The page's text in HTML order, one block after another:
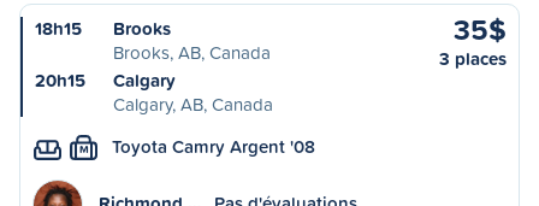
18h15
Brooks
Brooks, AB, Canada
20h15
Calgary
Calgary, AB, Canada
35$
3 places
M Toyota Camry Argent '08